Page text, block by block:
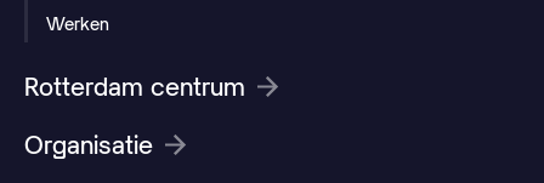
Werken
Rotterdam centrum
Organisatie